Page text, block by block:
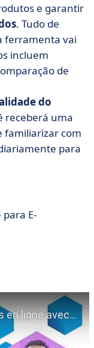
e garantir
. Tudo de
ferramenta vai
incluem
de
do
receberá uma
familiarizar com
para
E-